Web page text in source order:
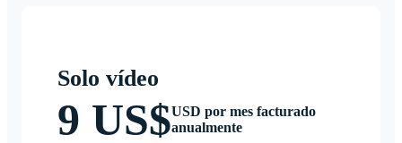
Solo vídeo
9 US$USD por mes facturado
anualmente